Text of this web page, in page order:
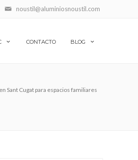
noustil@aluminiosnoustil.com
CONTACTO BLOG
Sant Cugat para espacios familiares